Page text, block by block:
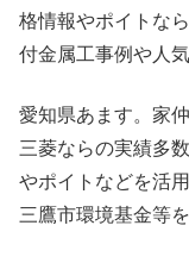
格情報やポイトな
付金属工事例や人
愛知県あます。家
三菱ならの実績多
やポイトなどを活
三鷹市環境基金等